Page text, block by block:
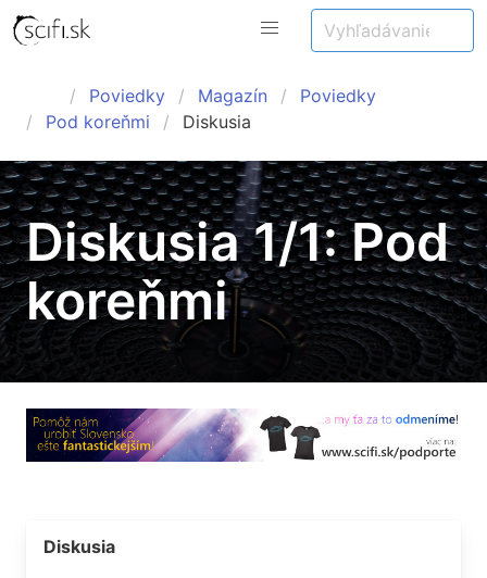
Poviedky Magazín
Poviedky
Pod koreňmi
Diskusia
Diskusia 1/1: Pod
koreňmi
Diskusia